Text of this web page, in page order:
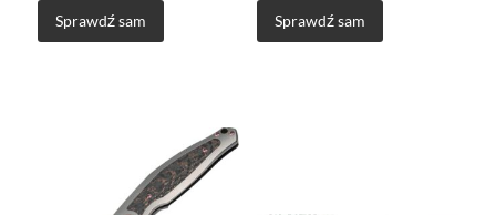
Sprawdź sam Sprawdź sam